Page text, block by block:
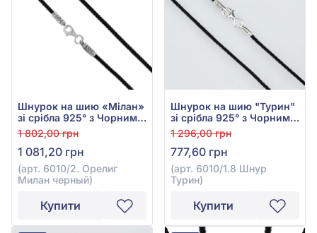
Шнурок на шию «Мілан»
зі срібла 925° з Чорним
Текстилем, арт. 6010/2
1 802,00 грн
1 081,20 грн
(арт. 6010/2. Орелиг
Милан черный)
Купити
Шнурок на шию "Турин"
зі срібла 925° з Чорним
Текстилем, арт. 6010/1.8
Шнур Турин
1 296,00 грн
777,60 грн
(арт. 6010/1.8 Шнур
Турин)
Купити